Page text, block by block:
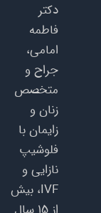
دکتر
فاطمه
امامی،
جراح و
متخصص
زنان و
زایمان با
فلوشیپ
نازایی و
IVF، بیش